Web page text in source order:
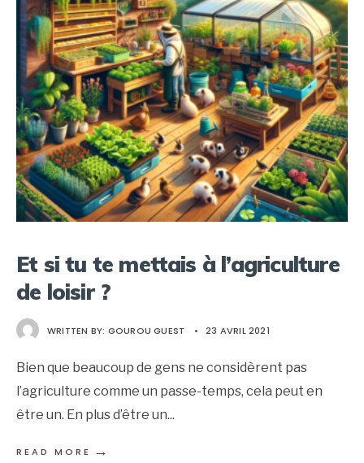
Et si tu te mettais à l’agriculture
de loisir ?
WRITTEN BY: GOUROU GUEST • 23 AVRIL 2021
Bien que beaucoup de gens ne considèrent pas
l’agriculture comme un passe-temps, cela peut en
être un. En plus d’être un...
READ MORE →